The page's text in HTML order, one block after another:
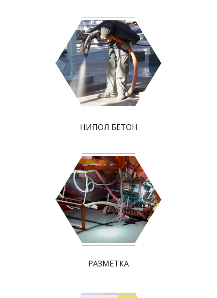
НИПОЛ БЕТОН
РАЗМЕТКА